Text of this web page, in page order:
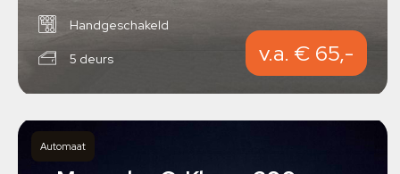
Handgeschakeld
5 deurs v.a. € 65,-
Automaat